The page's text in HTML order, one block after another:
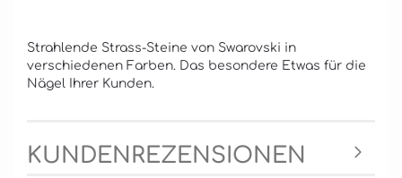
Strahlende Strass-Steine von Swarovski in
verschiedenen Farben. Das besondere Etwas für die
Nägel Ihrer Kunden.
KUNDENREZENSIONEN